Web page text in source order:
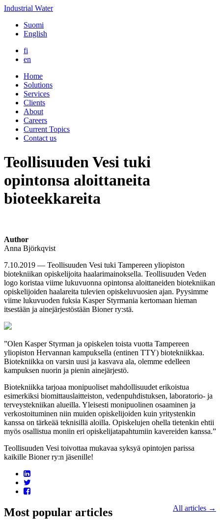
Industrial Water
Suomi
English
fi
en
Home
Solutions
Services
Clients
About
Careers
Current Topics
Contact us
Teollisuuden Vesi tuki
opintonsa aloittaneita
bioteekkareita
Author
Anna Björkqvist
7.10.2019 — Teollisuuden Vesi tuki Tampereen yliopiston
biotekniikan opiskelijoita haalarimainoksella. Teollisuuden Veden
logo koristaa viime lukuvuonna opintonsa aloittaneiden biotekniikan
opiskelijoiden haalareita tulevien opiskeluvuosien ajan. Pyysimme
viime lukuvuoden fuksia Kasper Styrmania kertomaan hieman
itsestään ja ainejärjestöstään Bioner ry:stä.
”Olen Kasper Styrman ja opiskelen toista vuotta Tampereen
yliopiston Hervannan kampuksella (entinen TTY) biotekniikkaa.
Biotekniikka on varsin uusi ja kasvava ala, olemme edelleen
kampuksen nuorin ja pienin ainejärjestö.
Biotekniikka tarjoaa monipuoliset mahdollisuudet erikoistua
esimerkiksi biomittauslaitteiston, vedenpuhdistuksen, laboratorio- ja
terveystekniikan alueilla. Yleisesti monipuolinen osaaminen ja
verkostoituminen niin muiden opiskelijoiden kuin yritystenkin
kanssa on tärkeää teknisillä aloilla. Opiskelujen ohella tietenkin ehtii
myös osallistua moniin eri opiskelijatapahtumiin kavereiden kanssa.”
Teollisuuden Vesi toivottaa mukavaa syksyä opintojen parissa
kaikille Bioner ry:n jäsenille!
All articles →
Most popular articles